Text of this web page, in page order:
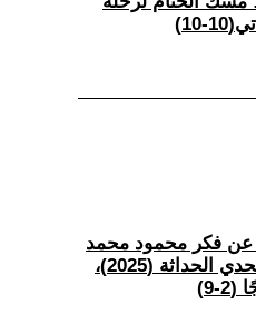
10)
عن فكر محمود محمد
طه- كتاب: الإسلام المعاصر وتحدي الحداثة (2025)،
9)